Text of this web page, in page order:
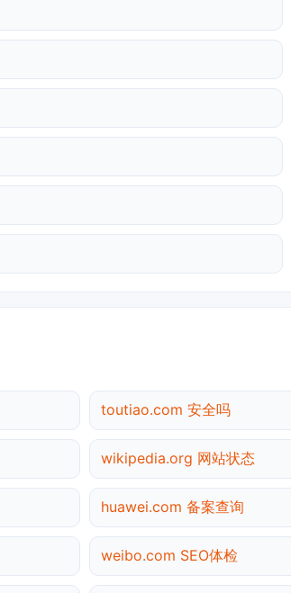
toutiao.com 安全吗
wikipedia.org 网站状态
huawei.com 备案查询
weibo.com SEO体检